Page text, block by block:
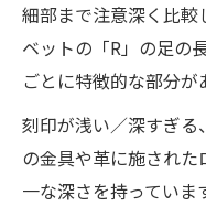
細部まで注意深く比較
ベットの「R」の足の
ごとに特徴的な部分が
刻印が浅い／深すぎ
の金具や革に施され
一な深さを持ってい